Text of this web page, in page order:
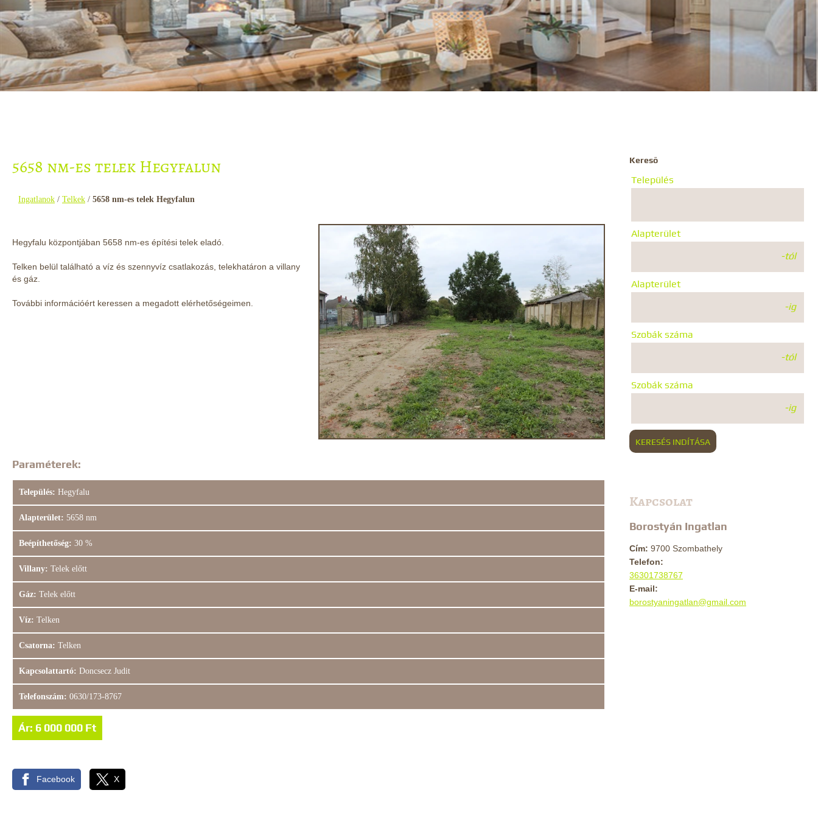
Kereső
Település
Alapterület
-tól
Alapterület
-ig
Szobák száma
-tól
Szobák száma
-ig
KERESÉS INDÍTÁSA
Kapcsolat
Borostyán Ingatlan
Cím: 9700 Szombathely
Telefon:
36301738767
E-mail:
borostyaningatlan@gmail.com
5658 nm-es telek Hegyfalun
Ingatlanok / Telkek / 5658 nm-es telek Hegyfalun
Ár: 6 000 000 Ft
Hegyfalu központjában 5658 nm-es építési telek eladó.
Telken belül található a víz és szennyvíz csatlakozás, telekhatáron a villany
és gáz.
További információért keressen a megadott elérhetőségeimen.
Paraméterek:
Település: Hegyfalu
Alapterület: 5658 nm
Beépíthetőség: 30 %
Villany: Telek előtt
Gáz: Telek előtt
Víz: Telken
Csatorna: Telken
Kapcsolattartó: Doncsecz Judit
Telefonszám: 0630/173-8767
Facebook X